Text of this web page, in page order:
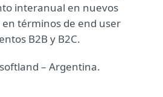
interanual en nuevos
términos de end user
B2B y B2C.
– Argentina.